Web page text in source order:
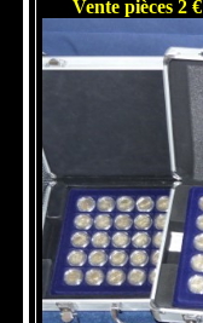
Vente pièces 2